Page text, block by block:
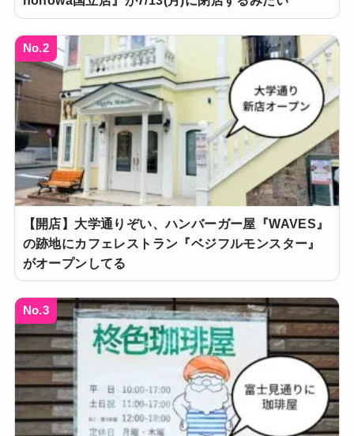
No.2
【開店】大学通りぞい、ハンバーガー屋『WAVES』
の跡地にカフェレストラン『ベジフルモンスター』
がオープンしてる
No.3